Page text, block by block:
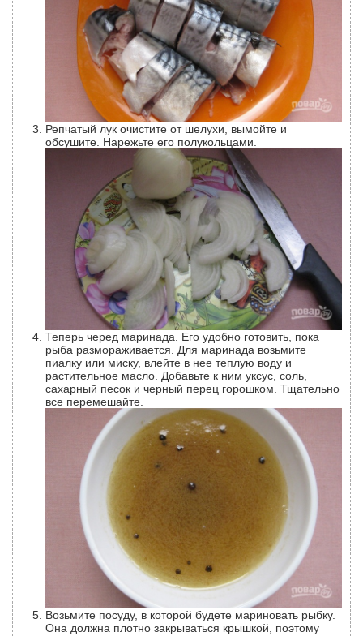
Репчатый лук очистите от шелухи, вымойте и
обсушите. Нарежьте его полукольцами.
Теперь черед маринада. Его удобно готовить, пока
рыба размораживается. Для маринада возьмите
пиалку или миску, влейте в нее теплую воду и
растительное масло. Добавьте к ним уксус, соль,
сахарный песок и черный перец горошком. Тщательно
все перемешайте.
Возьмите посуду, в которой будете мариновать рыбку.
Она должна плотно закрываться крышкой, поэтому